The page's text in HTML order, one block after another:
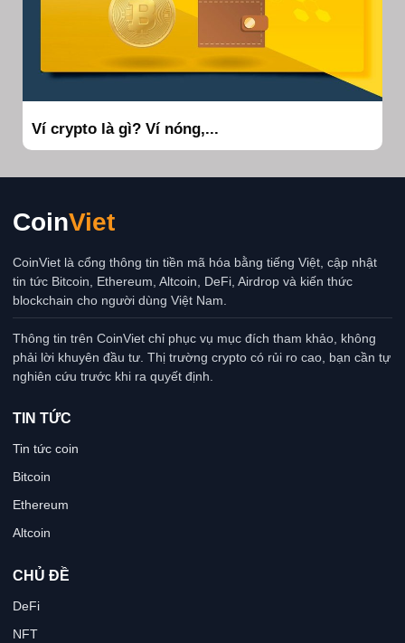
Ví crypto là gì? Ví nóng,...
CoinViet
CoinViet là cổng thông tin tiền mã hóa bằng tiếng Việt, cập nhật
tin tức Bitcoin, Ethereum, Altcoin, DeFi, Airdrop và kiến thức
blockchain cho người dùng Việt Nam.
Thông tin trên CoinViet chỉ phục vụ mục đích tham khảo, không
phải lời khuyên đầu tư. Thị trường crypto có rủi ro cao, bạn cần tự
nghiên cứu trước khi ra quyết định.
TIN TỨC
Tin tức coin
Bitcoin
Ethereum
Altcoin
CHỦ ĐỀ
DeFi
NFT